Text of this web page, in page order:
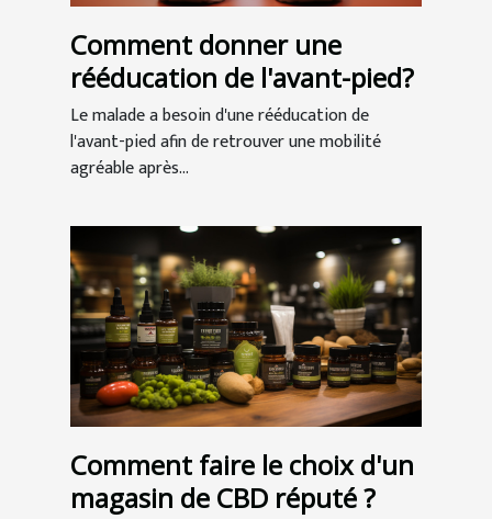
Comment donner une
rééducation de l'avant-pied?
Le malade a besoin d'une rééducation de
l'avant-pied afin de retrouver une mobilité
agréable après...
Comment faire le choix d'un
magasin de CBD réputé ?